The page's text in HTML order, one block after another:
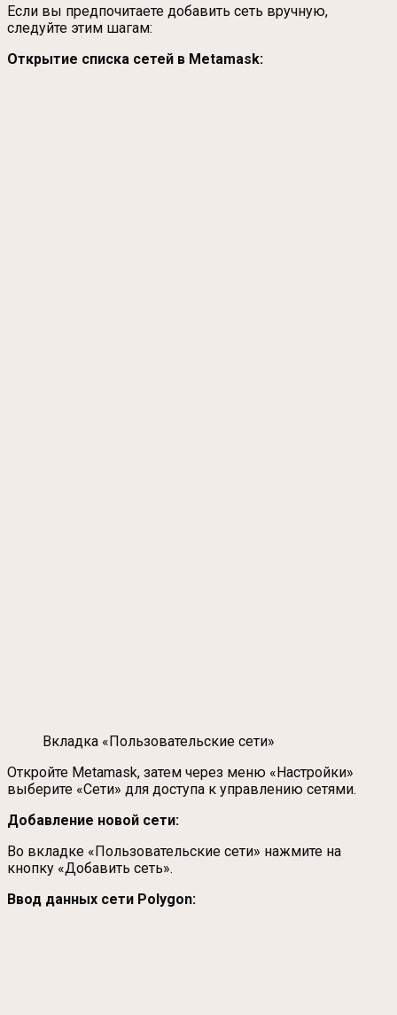
Если вы предпочитаете добавить сеть вручную,
следуйте этим шагам:
Открытие списка сетей в Metamask:
Вкладка «Пользовательские сети»
Откройте Metamask, затем через меню «Настройки»
выберите «Сети» для доступа к управлению сетями.
Добавление новой сети:
Во вкладке «Пользовательские сети» нажмите на
кнопку «Добавить сеть».
Ввод данных сети Polygon: